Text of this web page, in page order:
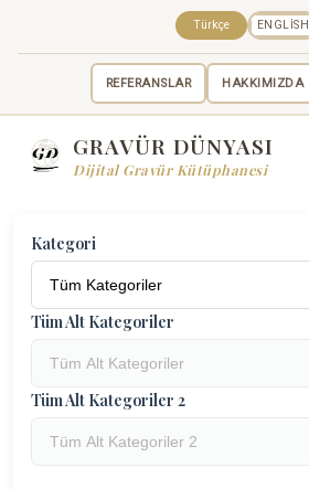
REFERANSLAR HAKKIMIZDA
Türkçe ENGLISH
GRAVÜR DÜNYASI
Dijital Gravür Kütüphanesi
Kategori
Tüm Alt Kategoriler
Tüm Alt Kategoriler 2